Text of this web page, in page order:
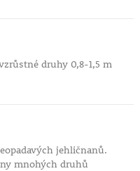
druhy 0,8-1,5 m
jehličnanů.
mnohých druhů